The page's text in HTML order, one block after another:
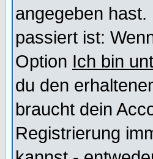
angegeben
passiert ist:
Option Ich bin
du den
braucht dein
Registrierung